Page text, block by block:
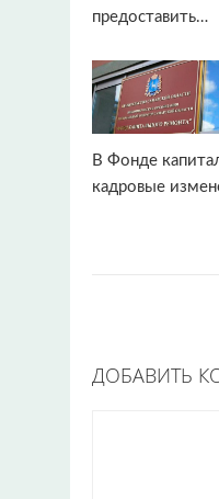
предоставить…
В Фонде
кадровые
ДОБАВИТЬ